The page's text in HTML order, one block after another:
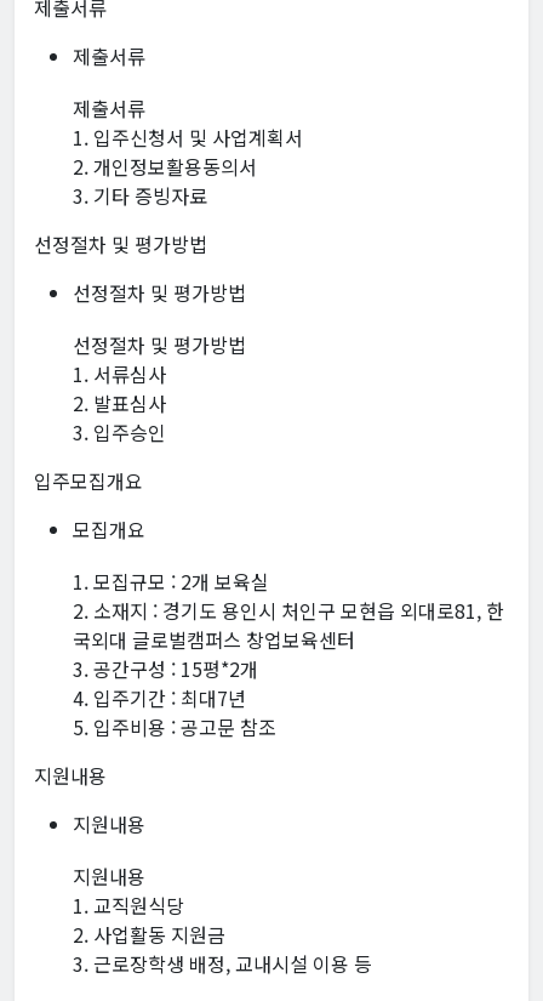
제출서류
제출서류
제출서류
1. 입주신청서 및 사업계획서
2. 개인정보활용동의서
3. 기타 증빙자료
선정절차 및 평가방법
선정절차 및 평가방법
선정절차 및 평가방법
1. 서류심사
2. 발표심사
3. 입주승인
입주모집개요
모집개요
1. 모집규모 : 2개 보육실
2. 소재지 : 경기도 용인시 처인구 모현읍 외대로81, 한
국외대 글로벌캠퍼스 창업보육센터
3. 공간구성 : 15평*2개
4. 입주기간 : 최대7년
5. 입주비용 : 공고문 참조
지원내용
지원내용
지원내용
1. 교직원식당
2. 사업활동 지원금
3. 근로장학생 배정, 교내시설 이용 등